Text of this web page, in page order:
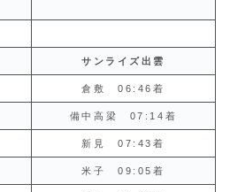
サンライズ出雲
倉敷 06:46着
備中高梁 07:14着
新見 07:43着
米子 09:05着